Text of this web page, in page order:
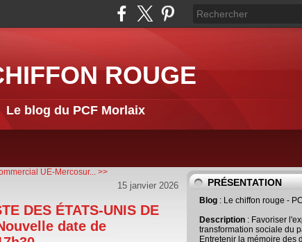
ROUGE
Le blog du PCF Morlaix
UE-Mercosur... >>
15 janvier 2026
DES ÉTATS-UNIS DE
date de
PRÉSENTATION
Blog : Le chiffon rouge -
Description : Favoriser
transformation sociale du
Entretenir la mémoire des